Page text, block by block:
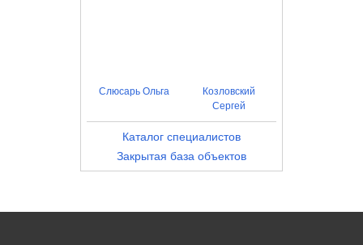
Слюсарь Ольга
Козловский
Сергей
Каталог специалистов
Закрытая база объектов